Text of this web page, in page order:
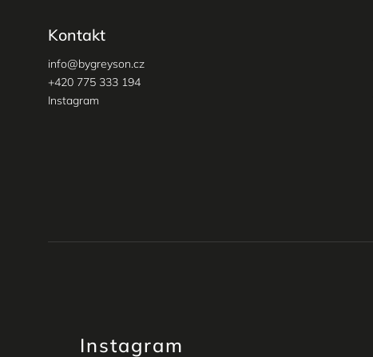
Kontakt
info@bygreyson.cz
+420 775 333 194
Instagram
Instagram